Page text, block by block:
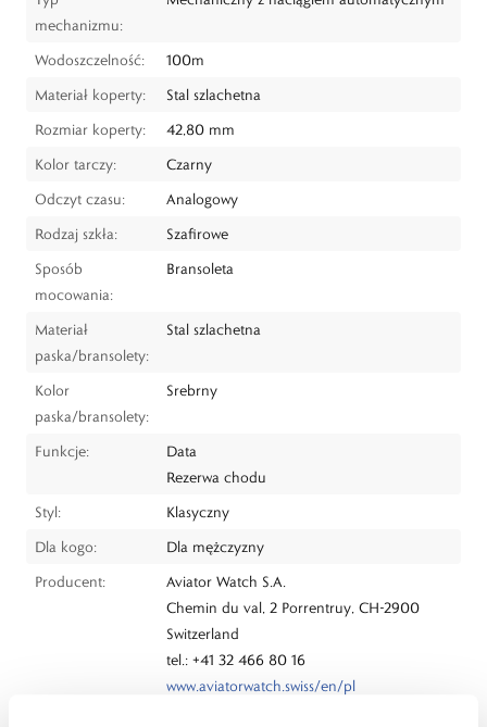
mechanizmu:
Wodoszczelność:
100m
Materiał koperty:
Stal szlachetna
Rozmiar koperty:
42,80 mm
Kolor tarczy:
Czarny
Odczyt czasu:
Analogowy
Rodzaj szkła:
Szafirowe
Sposób
mocowania:
Bransoleta
Materiał
paska/bransolety:
Stal szlachetna
Kolor
paska/bransolety:
Srebrny
Funkcje:
Data
Rezerwa chodu
Styl:
Klasyczny
Dla kogo:
Dla mężczyzny
Producent:
Aviator Watch S.A.
Chemin du val, 2 Porrentruy, CH-2900
Switzerland
tel.: +41 32 466 80 16
www.aviatorwatch.swiss/en/pl